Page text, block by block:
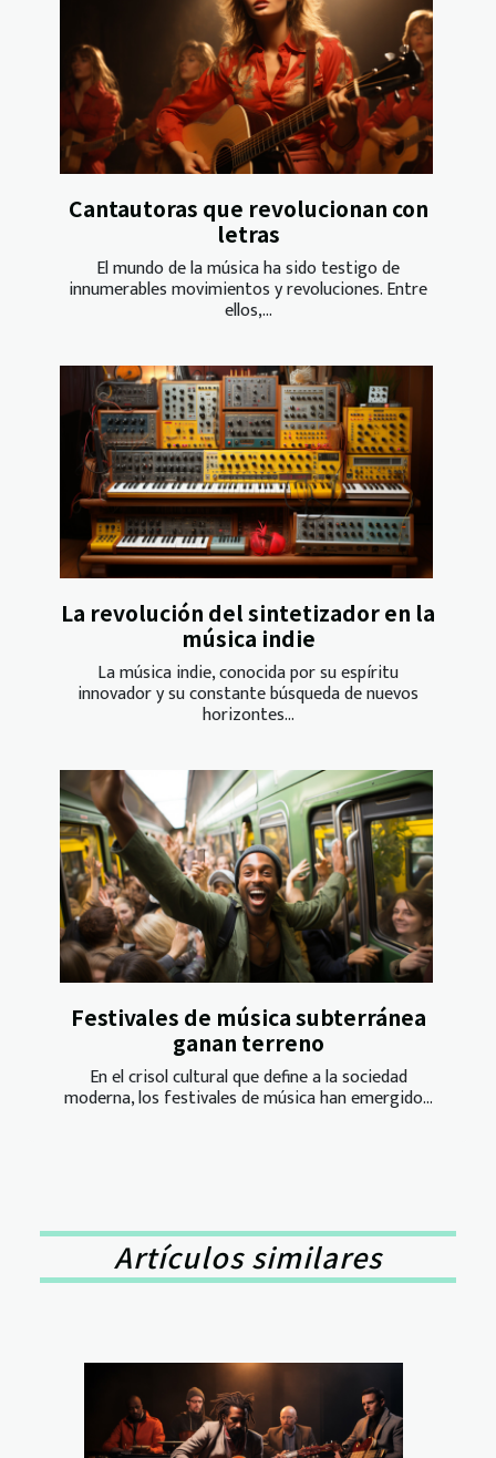
Cantautoras que revolucionan con
letras
El mundo de la música ha sido testigo de
innumerables movimientos y revoluciones. Entre
ellos,...
La revolución del sintetizador en la
música indie
La música indie, conocida por su espíritu
innovador y su constante búsqueda de nuevos
horizontes...
Festivales de música subterránea
ganan terreno
En el crisol cultural que define a la sociedad
moderna, los festivales de música han emergido...
Artículos similares